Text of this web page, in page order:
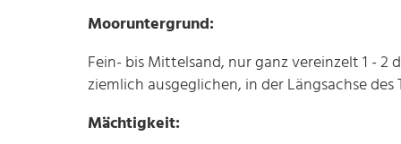
Mooruntergrund:
Fein- bis Mittelsand, nur ganz vereinzelt 1 -
ziemlich ausgeglichen, in der Längsachse des
Mächtigkeit: